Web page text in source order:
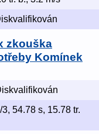
zkouška
Komínek
3, 54.78 s, 15.78 tr.